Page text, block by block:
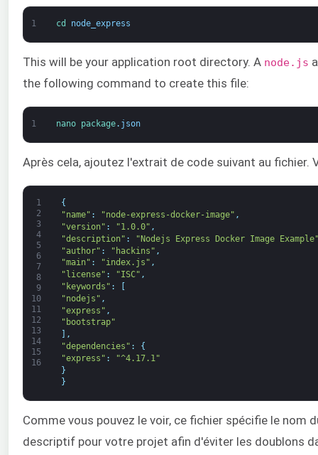
1 cd node_express
This will be your application root directory. A node.js
the following command to create this file:
1 nano package. json
Après cela, ajoutez l'extrait de code suivant au
1
2
3
4
5
6
7
8
9
10
11
12
13
14
15
16
{
"name" : "node-express-docker-image" ,
"version" : "1.0.0" ,
"description" :
"Nodejs Express Docker Image
"author" : "hackins" ,
"main" : "index.js" ,
"license" : "ISC" ,
"keywords" :
"nodejs" ,
"express" ,
"bootstrap"
,
"dependencies" :
{
"express" :
"^4.17.1"
}
}
Comme vous pouvez le voir, ce fichier spécifie le
descriptif pour votre projet afin d'éviter les doublons